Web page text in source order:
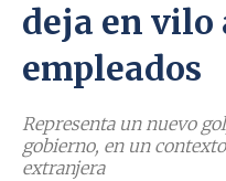
deja en vilo
empleados
Representa un nuevo
gobierno, en un
extranjera